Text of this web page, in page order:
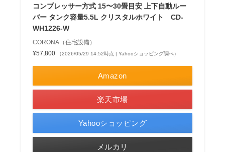
コンプレッサー方式 15〜30畳目安 上下自動ルー
バー タンク容量5.5L クリスタルホワイト CD-
WH1226-W
CORONA（住宅設備）
¥57,800
（2026/05/29 14:52時点 | Yahooショッピング調べ）
Amazon
楽天市場
Yahooショッピング
メルカリ